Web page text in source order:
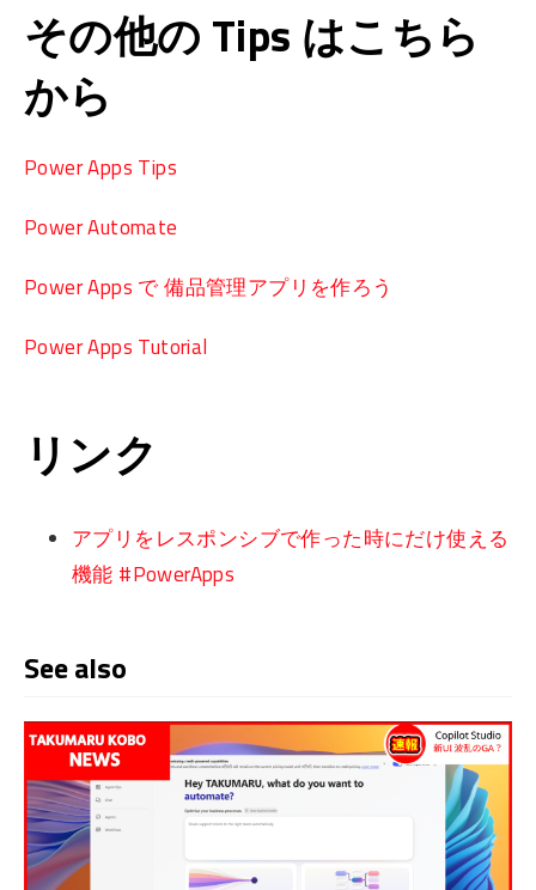
その他の Tips はこちら
から
Power Apps Tips
Power Automate
Power Apps で 備品管理アプリを作ろう
Power Apps Tutorial
リンク
アプリをレスポンシブで作った時にだけ使える
機能 #PowerApps
See also